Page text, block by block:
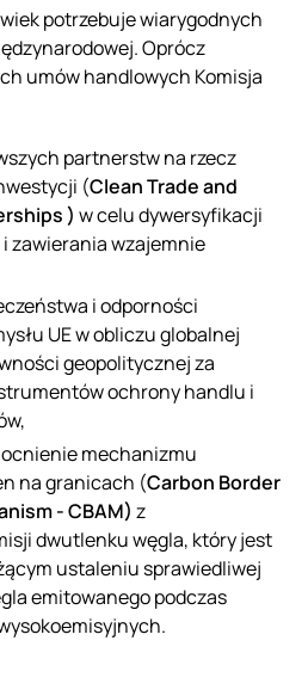
potrzebuje wiarygodnych
Oprócz
umów handlowych Komisja
partnerstw na rzecz
(Clean Trade and
) w celu dywersyfikacji
zawierania wzajemnie
i odporności
UE w obliczu globalnej
geopolitycznej za
ochrony handlu i
mechanizmu
na granicach (Carbon Border
- CBAM) z
dwutlenku węgla, który jest
ustaleniu sprawiedliwej
emitowanego podczas